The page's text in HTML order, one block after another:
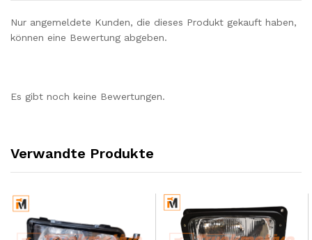
Nur angemeldete Kunden, die dieses Produkt gekauft haben,
können eine Bewertung abgeben.
Es gibt noch keine Bewertungen.
Verwandte Produkte